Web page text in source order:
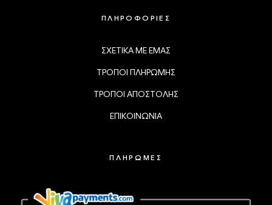
ΠΛΗΡΟΦΟΡΙΕΣ
ΣΧΕΤΙΚΑ ΜΕ ΕΜΑΣ
ΤΡΟΠΟΙ ΠΛΗΡΩΜΗΣ
ΤΡΟΠΟΙ ΑΠΟΣΤΟΛΗΣ
ΕΠΙΚΟΙΝΩΝΙΑ
ΠΛΗΡΩΜΕΣ